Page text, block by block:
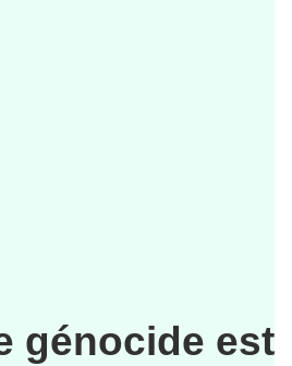
génocide est